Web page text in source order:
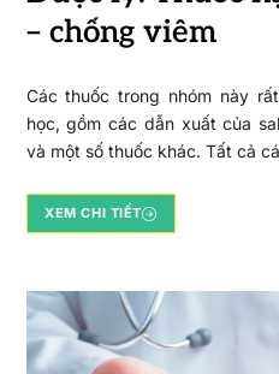
– chống viêm
Các thuốc trong nhóm này
học, gồm các dẫn xuất của
và một số thuốc khác. Tất cả
XEM CHI TIẾT